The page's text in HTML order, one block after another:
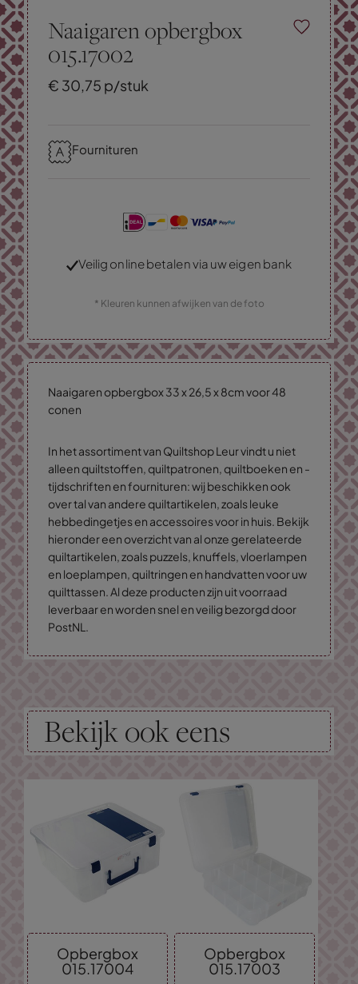
Naaigaren opbergbox
015.17002
€ 30,75 p/stuk
Fournituren
Veilig online betalen via uw eigen bank
* Kleuren kunnen afwijken van de foto
Naaigaren opbergbox 33 x 26,5 x 8cm voor 48
conen
In het assortiment van Quiltshop Leur vindt u niet
alleen quiltstoffen, quiltpatronen, quiltboeken en -
tijdschriften en fournituren: wij beschikken ook
over tal van andere quiltartikelen, zoals leuke
hebbedingetjes en accessoires voor in huis. Bekijk
hieronder een overzicht van al onze gerelateerde
quiltartikelen, zoals puzzels, knuffels, vloerlampen
en loeplampen, quiltringen en handvatten voor uw
quilttassen. Al deze producten zijn uit voorraad
leverbaar en worden snel en veilig bezorgd door
PostNL.
Bekijk ook eens
Opbergbox
015.17004
Opbergbox
015.17003